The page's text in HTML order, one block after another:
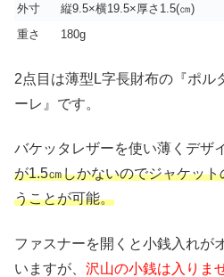
外寸
縦9.5×横19.5×厚さ1.5(㎝)
重さ
180g
2点目は薄型L字長財布の『ポル
ーレ』です。
バケッタレザーを使い薄くデザ
が1.5㎝しかないのでジャケッ
うことが可能。
ファスナーを開くと小銭入れが
いますが、 沢山の小銭は入りま